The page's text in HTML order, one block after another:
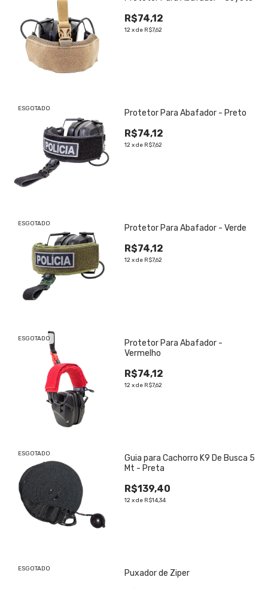
R$74,12
12xde R$7,62
ESGOTADO Protetor Para Abafador - Preto
R$74,12
12xde R$7,62
ESGOTADO Protetor Para Abafador - Verde
R$74,12
12xde R$7,62
ESGOTADO
Protetor Para Abafador -
Vermelho
R$74,12
12xde R$7,62
ESGOTADO
Guia para Cachorro K9 De Busca 5
Mt - Preta
R$139,40
12xde R$14,34
ESGOTADO Puxador de Ziper